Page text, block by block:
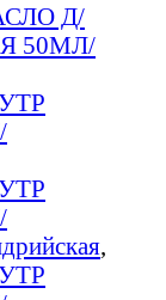
Д/
50МЛ/
,